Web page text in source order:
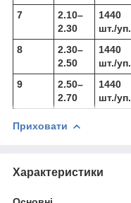
7
2.10–
2.30
1440
шт./уп.
8
2.30–
2.50
1440
шт./уп.
9
2.50–
2.70
1440
шт./уп.
Приховати
Характеристики